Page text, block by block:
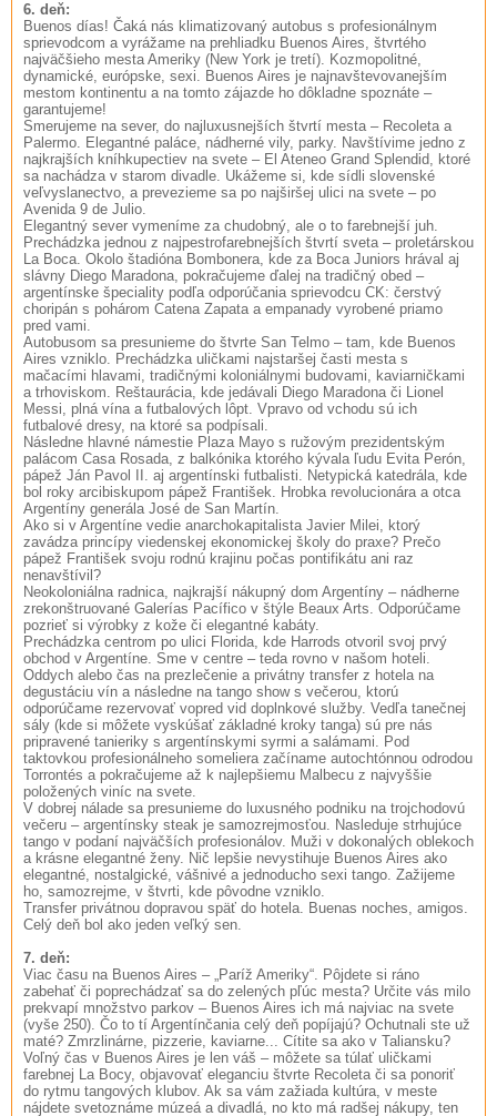
6. deň:
Buenos días! Čaká nás klimatizovaný autobus s profesionálnym
sprievodcom a vyrážame na prehliadku Buenos Aires, štvrtého
najväčšieho mesta Ameriky (New York je tretí). Kozmopolitné,
dynamické, európske, sexi. Buenos Aires je najnavštevovanejším
mestom kontinentu a na tomto zájazde ho dôkladne spoznáte –
garantujeme!
Smerujeme na sever, do najluxusnejších štvrtí mesta – Recoleta a
Palermo. Elegantné paláce, nádherné vily, parky. Navštívime jedno z
najkrajších kníhkupectiev na svete – El Ateneo Grand Splendid, ktoré
sa nachádza v starom divadle. Ukážeme si, kde sídli slovenské
veľvyslanectvo, a prevezieme sa po najširšej ulici na svete – po
Avenida 9 de Julio.
Elegantný sever vymeníme za chudobný, ale o to farebnejší juh.
Prechádzka jednou z najpestrofarebnejších štvrtí sveta – proletárskou
La Boca. Okolo štadióna Bombonera, kde za Boca Juniors hrával aj
slávny Diego Maradona, pokračujeme ďalej na tradičný obed –
argentínske špeciality podľa odporúčania sprievodcu CK: čerstvý
choripán s pohárom Catena Zapata a empanady vyrobené priamo
pred vami.
Autobusom sa presunieme do štvrte San Telmo – tam, kde Buenos
Aires vzniklo. Prechádzka uličkami najstaršej časti mesta s
mačacími hlavami, tradičnými koloniálnymi budovami, kaviarničkami
a trhoviskom. Reštaurácia, kde jedávali Diego Maradona či Lionel
Messi, plná vína a futbalových lôpt. Vpravo od vchodu sú ich
futbalové dresy, na ktoré sa podpísali.
Následne hlavné námestie Plaza Mayo s ružovým prezidentským
palácom Casa Rosada, z balkónika ktorého kývala ľudu Evita Perón,
pápež Ján Pavol II. aj argentínski futbalisti. Netypická katedrála, kde
bol roky arcibiskupom pápež František. Hrobka revolucionára a otca
Argentíny generála José de San Martín.
Ako si v Argentíne vedie anarchokapitalista Javier Milei, ktorý
zavádza princípy viedenskej ekonomickej školy do praxe? Prečo
pápež František svoju rodnú krajinu počas pontifikátu ani raz
nenavštívil?
Neokoloniálna radnica, najkrajší nákupný dom Argentíny – nádherne
zrekonštruované Galerías Pacífico v štýle Beaux Arts. Odporúčame
pozrieť si výrobky z kože či elegantné kabáty.
Prechádzka centrom po ulici Florida, kde Harrods otvoril svoj prvý
obchod v Argentíne. Sme v centre – teda rovno v našom hoteli.
Oddych alebo čas na prezlečenie a privátny transfer z hotela na
degustáciu vín a následne na tango show s večerou, ktorú
odporúčame rezervovať vopred vid doplnkové služby. Vedľa tanečnej
sály (kde si môžete vyskúšať základné kroky tanga) sú pre nás
pripravené tanieriky s argentínskymi syrmi a salámami. Pod
taktovkou profesionálneho someliera začíname autochtónnou odrodou
Torrontés a pokračujeme až k najlepšiemu Malbecu z najvyššie
položených viníc na svete.
V dobrej nálade sa presunieme do luxusného podniku na trojchodovú
večeru – argentínsky steak je samozrejmosťou. Nasleduje strhujúce
tango v podaní najväčších profesionálov. Muži v dokonalých oblekoch
a krásne elegantné ženy. Nič lepšie nevystihuje Buenos Aires ako
elegantné, nostalgické, vášnivé a jednoducho sexi tango. Zažijeme
ho, samozrejme, v štvrti, kde pôvodne vzniklo.
Transfer privátnou dopravou späť do hotela. Buenas noches, amigos.
Celý deň bol ako jeden veľký sen.
7. deň:
Viac času na Buenos Aires – „Paríž Ameriky“. Pôjdete si ráno
zabehať či poprechádzať sa do zelených pľúc mesta? Určite vás milo
prekvapí množstvo parkov – Buenos Aires ich má najviac na svete
(vyše 250). Čo to tí Argentínčania celý deň popíjajú? Ochutnali ste už
maté? Zmrzlinárne, pizzerie, kaviarne... Cítite sa ako v Taliansku?
Voľný čas v Buenos Aires je len váš – môžete sa túlať uličkami
farebnej La Bocy, objavovať eleganciu štvrte Recoleta či sa ponoriť
do rytmu tangových klubov. Ak sa vám zažiada kultúra, v meste
nájdete svetoznáme múzeá a divadlá, no kto má radšej nákupy, ten